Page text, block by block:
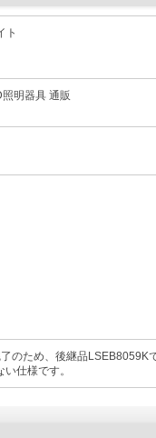
ト
明器具 通販
のため、後継品LSEB8059K
仕様です。